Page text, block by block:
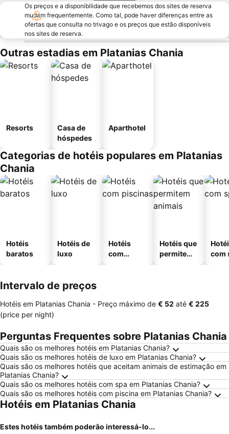
Os preços e a disponibilidade que recebemos dos sites de reserva
mudam frequentemente. Como tal, pode haver diferenças entre as
ofertas que consulta no trivago e os preços que estão disponíveis
nos sites de reserva.
Outras estadias em Platanias Chania
Resorts
Casa de
hóspedes
Aparthotel
Categorias de hotéis populares em Platanias
Chania
Hotéis
baratos
Hotéis de
luxo
Hotéis
com
Hotéis que
permitem
com
Intervalo de preços
Hotéis em Platanias Chania - Preço máximo de ‎€ 52 até ‎€ 225
(price per night)
Perguntas Frequentes sobre Platanias Chania
Quais são os melhores hotéis em Platanias Chania?
Quais são os melhores hotéis de luxo em Platanias Chania?
Quais são os melhores hotéis que aceitam animais de estimação em
Platanias Chania?
Quais são os melhores hotéis com spa em Platanias Chania?
Quais são os melhores hotéis com piscina em Platanias Chania?
Hotéis em Platanias Chania
Estes hotéis também poderão interessá-lo...